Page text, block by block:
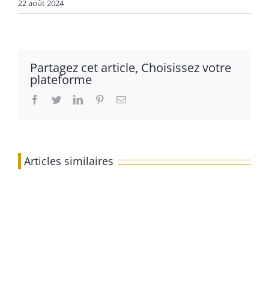
22 août 2024
Partagez cet article, Choisissez votre
plateforme
Facebook
TwitterLinkedInPinterestEmail
Articles similaires